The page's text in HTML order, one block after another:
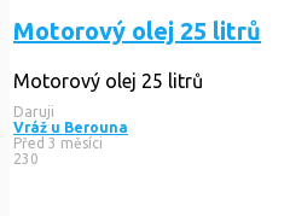
Motorový olej 25 litrů
Motorový olej 25 litrů
Daruji
Vráž u Berouna
Před 3 měsíci
230